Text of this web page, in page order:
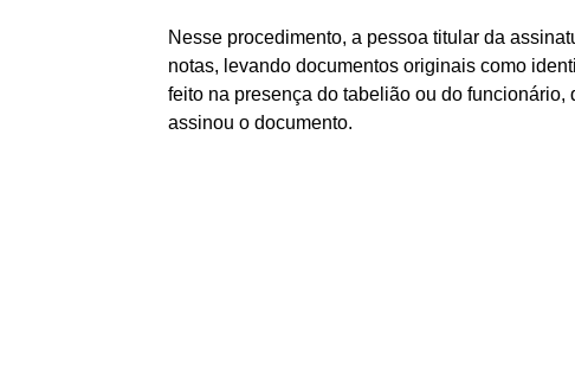
Nesse procedimento, a pessoa titular da
notas, levando documentos originais como
feito na presença do tabelião ou do
assinou o documento.